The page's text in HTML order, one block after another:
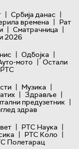
| Србија данас |
времена | Рат
| Сматрачница |
2026
| Одбојка |
мото | Остали
| Музика |
| Здравље |
предузетник |
здрав
| РТС Наука |
| РТС Коло |
Полетарац